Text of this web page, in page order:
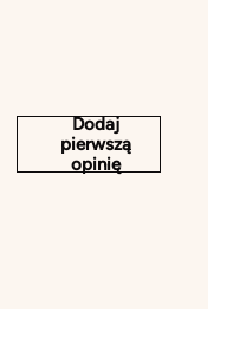
Dodaj
pierwszą
opinię